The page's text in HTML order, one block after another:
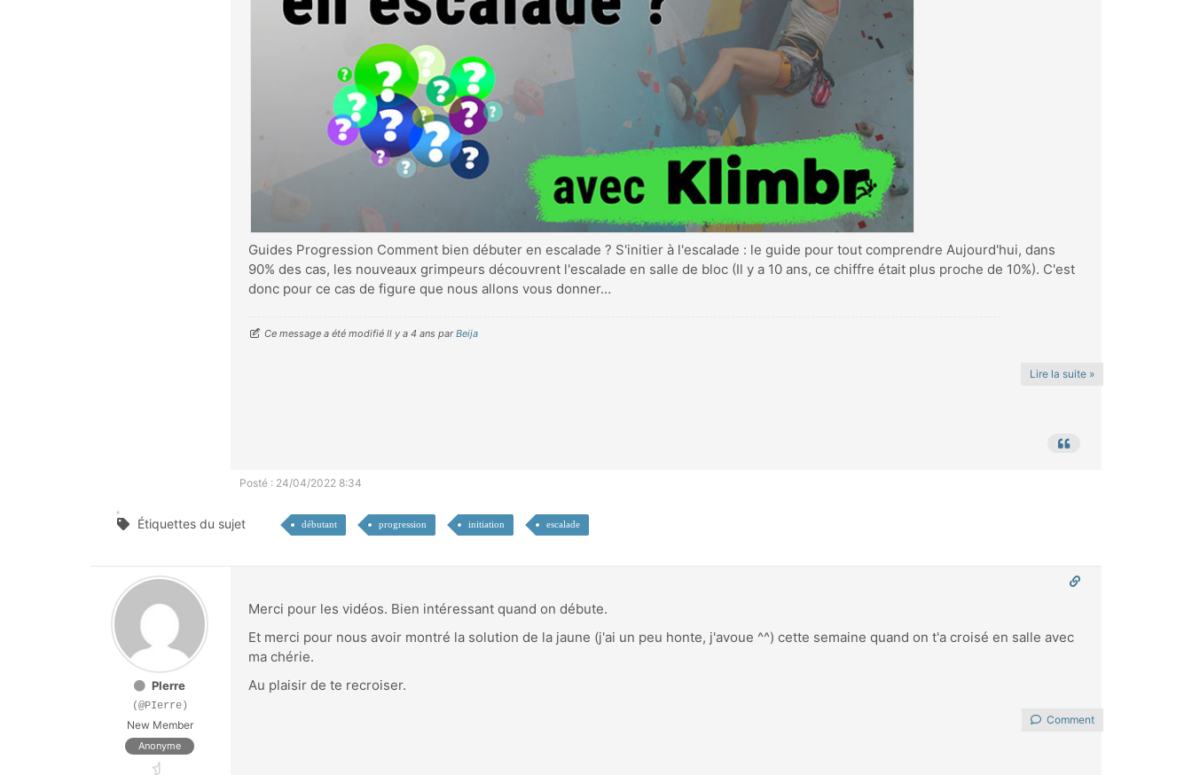
Guides Progression Comment bien débuter en escalade ? S'initier à l'escalade : le guide pour tout comprendre Aujourd'hui, dans
90% des cas, les nouveaux grimpeurs découvrent l'escalade en salle de bloc (Il y a 10 ans, ce chiffre était plus proche de 10%). C'est
donc pour ce cas de figure que nous allons vous donner…
Ce message a été modifié Il y a 4 ans parBeija
Lire la suite »
Posté : 24/04/2022 8:34
Étiquettes du sujet débutant progression initiation escalade
PIerre
(@PIerre)
New Member
Anonyme
Merci pour les vidéos. Bien intéressant quand on débute.
Et merci pour nous avoir montré la solution de la jaune (j'ai un peu honte, j'avoue ^^) cette semaine quand on t'a croisé en salle avec
ma chérie.
Au plaisir de te recroiser.
Comment